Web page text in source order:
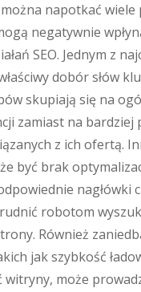
napotkać wiele
negatywnie
SEO. Jednym z
dobór słów
skupiają się na
zamiast na bardziej
z ich ofertą.
być brak
nagłówki
robotom
Również
jak szybkość
witryny, może